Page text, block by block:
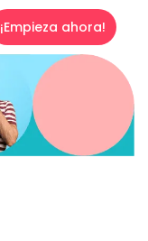
¡Empieza ahora!